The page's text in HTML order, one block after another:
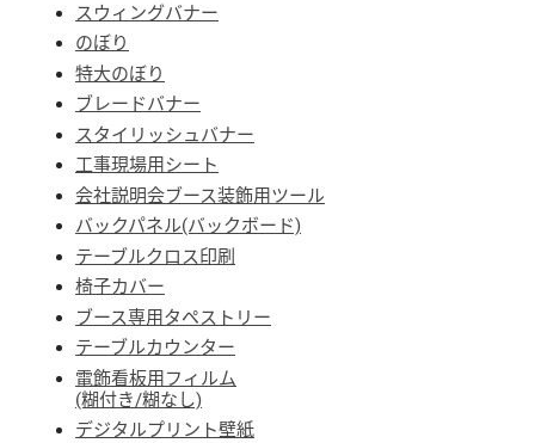
スウィングバナー
のぼり
特大のぼり
ブレードバナー
スタイリッシュバナー
工事現場用シート
会社説明会ブース装飾用ツール
バックパネル(バックボード)
テーブルクロス印刷
椅子カバー
ブース専用タペストリー
テーブルカウンター
電飾看板用フィルム
(糊付き/糊なし)
デジタルプリント壁紙